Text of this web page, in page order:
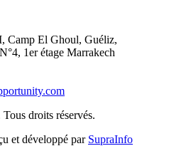
Camp El Ghoul, Guéliz,
1er étage Marrakech
droits réservés.
et développé par SupraInfo